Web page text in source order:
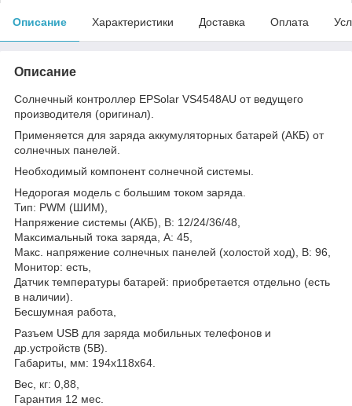
Описание Характеристики Доставка Оплата
Описание
Солнечный контроллер EPSolar VS4548AU от ведущего
производителя (оригинал).
Применяется для заряда аккумуляторных батарей (АКБ) от
солнечных панелей.
Необходимый компонент солнечной системы.
Недорогая модель с большим током заряда.
Тип: PWM (ШИМ),
Напряжение системы (АКБ), В: 12/24/36/48,
Максимальный тока заряда, А: 45,
Макс. напряжение солнечных панелей (холостой ход), В: 96,
Монитор: есть,
Датчик температуры батарей: приобретается отдельно (есть
в наличии).
Бесшумная работа,
Разъем USB для заряда мобильных телефонов и
др.устройств (5В).
Габариты, мм: 194х118х64.
Вес, кг: 0,88,
Гарантия 12 мес.